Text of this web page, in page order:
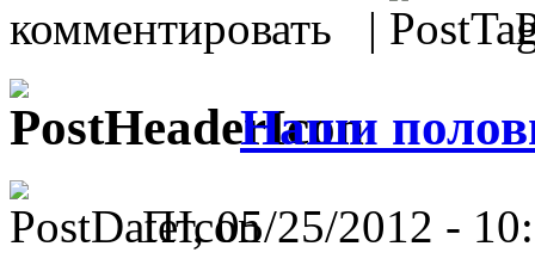
комментировать |
Наши
Пт, 05/25/2012 -